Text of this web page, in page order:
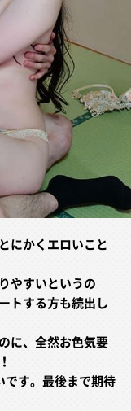
にかくエロいこと
やすいというの
トする方も続出し
に、全然お色気要
です。最後まで期待